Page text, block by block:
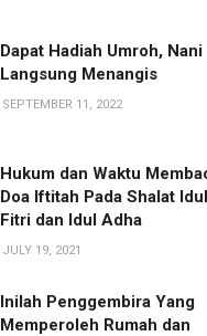
Dapat Hadiah Umroh, Nani
Langsung Menangis
SEPTEMBER 11, 2022
Hukum dan Waktu
Doa Iftitah Pada Shalat Idul
Fitri dan Idul Adha
JULY 19, 2021
Inilah Penggembira Yang
Memperoleh Rumah dan